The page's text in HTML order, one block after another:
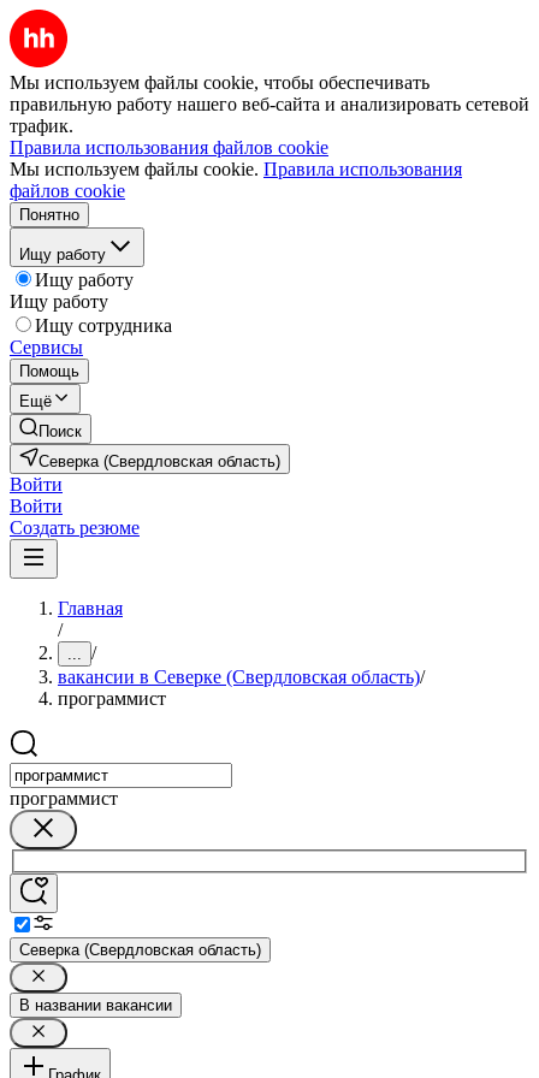
Мы используем файлы cookie, чтобы обеспечивать
правильную работу нашего веб-сайта и анализировать сетевой
трафик.
Правила использования файлов cookie
Мы используем файлы cookie. Правила использования
файлов cookie
Понятно
Ищу работу
Ищу работу
Ищу работу
Ищу сотрудника
Сервисы
Помощь
Ещё
Поиск
Северка (Свердловская область)
Войти
Войти
Создать резюме
Главная
/
... /
вакансии в Северке (Свердловская область)/
программист
программист
Северка (Свердловская область)
В названии вакансии